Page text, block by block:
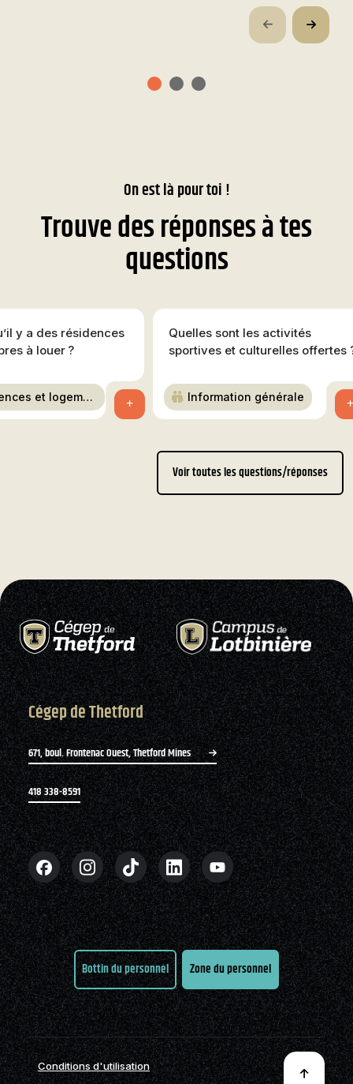
On est là pour toi !
Trouve des réponses à tes
questions
y a des résidences
à louer ?
et logemen +
Quelles sont les activités
sportives et culturelles offertes
Information générale +
Voir toutes les questions/réponses
Cégep de Thetford
671, boul. Frontenac Ouest, Thetford Mines
418 338-8591
Bottin du personnel Zone du personnel
Conditions d'utilisation